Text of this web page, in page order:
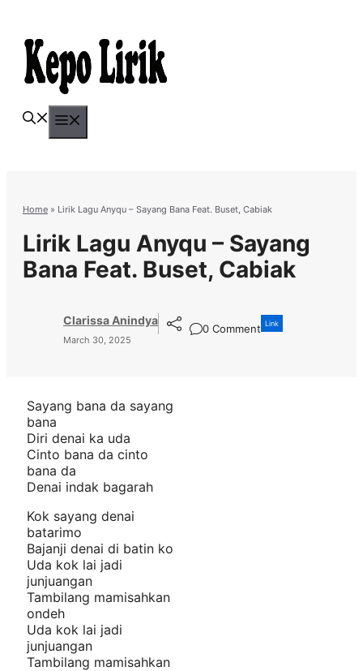
content
Home » Lirik Lagu Anyqu – Sayang Bana Feat. Buset, Cabiak
Lirik Lagu Anyqu – Sayang
Bana Feat. Buset, Cabiak
Clarissa Anindya
March 30, 2025
0 Comment Link
Sayang bana da sayang
bana
Diri denai ka uda
Cinto bana da cinto
bana da
Denai indak bagarah
Kok sayang denai
batarimo
Bajanji denai di batin ko
Uda kok lai jadi
junjuangan
Tambilang mamisahkan
ondeh
Uda kok lai jadi
junjuangan
Tambilang mamisahkan